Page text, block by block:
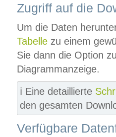
Zugriff auf die
Um die Daten
Tabelle zu einem
Sie dann die Option
Diagrammanzeige.
ℹ️ Eine detaillierte
den gesamten
Verfügbare